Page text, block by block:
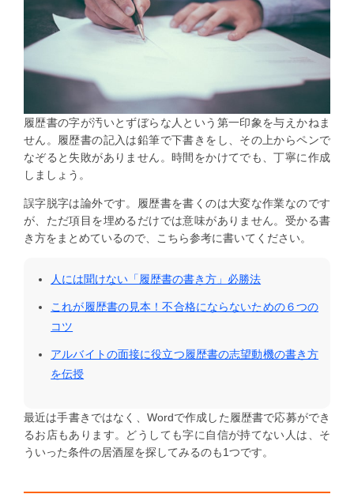
履歴書の字が汚いとずぼらな人という第一印象を与えかねま
せん。履歴書の記入は鉛筆で下書きをし、その上からペンで
なぞると失敗がありません。時間をかけてでも、丁寧に作成
しましょう。
誤字脱字は論外です。履歴書を書くのは大変な作業なのです
が、ただ項目を埋めるだけでは意味がありません。受かる書
き方をまとめているので、こちら参考に書いてください。
人には聞けない「履歴書の書き方」必勝法
これが履歴書の見本！不合格にならないための６つの
コツ
アルバイトの面接に役立つ履歴書の志望動機の書き方
を伝授
最近は手書きではなく、Wordで作成した履歴書で応募ができ
るお店もあります。どうしても字に自信が持てない人は、そ
ういった条件の居酒屋を探してみるのも1つです。